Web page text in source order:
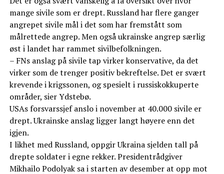
mange sivile som er drept. Russland har flere ganger
angrepet sivile mål i det som har fremstått som
målrettede angrep. Men også ukrainske angrep særlig
øst i landet har rammet sivilbefolkningen.
– FNs anslag på sivile tap virker konservative, da det
virker som de trenger positiv bekreftelse. Det er svært
krevende i krigssonen, og spesielt i russiskokkuperte
områder, sier Ydstebø.
USAs forsvarssjef anslo i november at 40.000 sivile er
drept. Ukrainske anslag ligger langt høyere enn det
igjen.
I likhet med Russland, oppgir Ukraina sjelden tall på
drepte soldater i egne rekker. Presidentrådgiver
Mikhailo Podolyak sa i starten av desember at opp mot